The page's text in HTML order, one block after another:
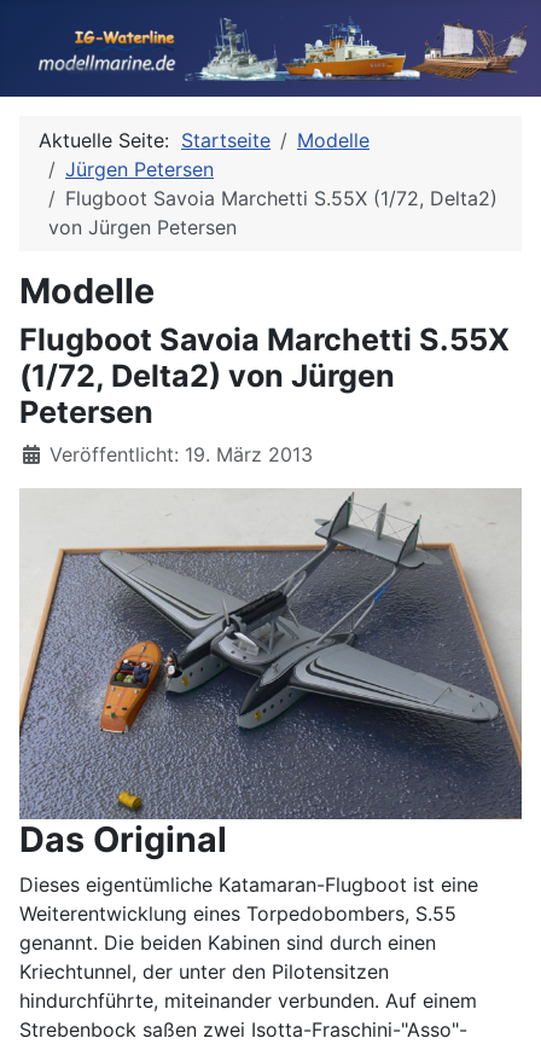
Aktuelle Seite: Startseite
Modelle
Jürgen Petersen
Flugboot Savoia Marchetti S.55X (1/72, Delta2)
von Jürgen Petersen
Modelle
Flugboot Savoia Marchetti S.55X
(1/72, Delta2) von Jürgen
Petersen
Details
Veröffentlicht: 19. März 2013
Das Original
Dieses eigentümliche Katamaran-Flugboot ist eine
Weiterentwicklung eines Torpedobombers, S.55
genannt. Die beiden Kabinen sind durch einen
Kriechtunnel, der unter den Pilotensitzen
hindurchführte, miteinander verbunden. Auf einem
Strebenbock saßen zwei Isotta-Fraschini-"Asso"-